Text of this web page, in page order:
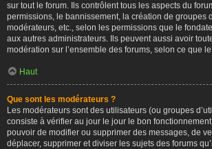
sur tout le forum. Ils contrôlent tous les aspects du
permissions, le bannissement, la création de groupes
modérateurs, etc., selon les permissions que le
aux autres administrateurs. Ils peuvent aussi avoir
modération sur l’ensemble des forums, selon ce que
Haut
Que sont les modérateurs ?
Les modérateurs sont des utilisateurs (ou groupes
consiste à vérifier au jour le jour le bon
pouvoir de modifier ou supprimer des messages, de
déplacer, supprimer et diviser les sujets des forums